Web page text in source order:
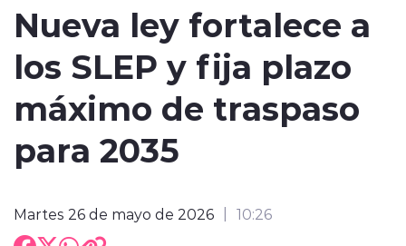
modo claro
Nueva ley fortalece a
los SLEP y fija plazo
máximo de traspaso
para 2035
Martes 26 de mayo de 2026 10:26